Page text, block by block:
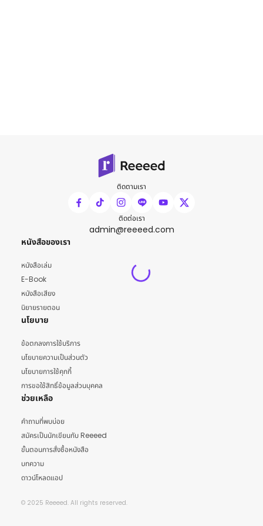
ติดตามเรา
ติดต่อเรา
admin@reeeed.com
หนังสือของเรา
หนังสือเล่ม
E-Book
หนังสือเสียง
นิยายรายตอน
นโยบาย
ข้อตกลงการใช้บริการ
นโยบายความเป็นส่วนตัว
นโยบายการใช้คุกกี้
การขอใช้สิทธิ์ข้อมูลส่วนบุคคล
ช่วยเหลือ
คำถามที่พบบ่อย
สมัครเป็นนักเขียนกับ Reeeed
ขั้นตอนการสั่งซื้อหนังสือ
บทความ
ดาวน์โหลดแอป
© 2025 Reeeed. All rights reserved.